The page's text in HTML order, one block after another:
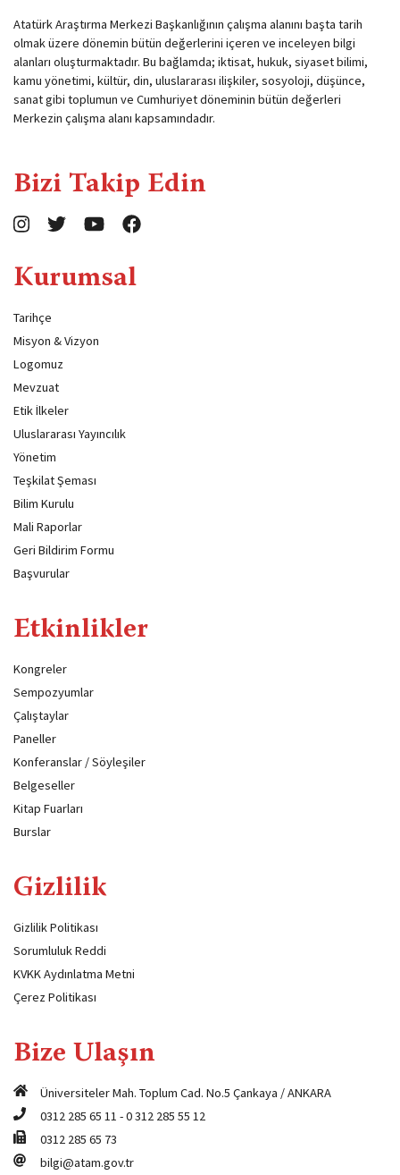
Atatürk Araştırma Merkezi Başkanlığının çalışma alanını başta tarih
olmak üzere dönemin bütün değerlerini içeren ve inceleyen bilgi
alanları oluşturmaktadır. Bu bağlamda; iktisat, hukuk, siyaset bilimi,
kamu yönetimi, kültür, din, uluslararası ilişkiler, sosyoloji, düşünce,
sanat gibi toplumun ve Cumhuriyet döneminin bütün değerleri
Merkezin çalışma alanı kapsamındadır.
Bizi Takip Edin
Kurumsal
Tarihçe
Misyon & Vizyon
Logomuz
Mevzuat
Etik İlkeler
Uluslararası Yayıncılık
Yönetim
Teşkilat Şeması
Bilim Kurulu
Mali Raporlar
Geri Bildirim Formu
Başvurular
Etkinlikler
Kongreler
Sempozyumlar
Çalıştaylar
Paneller
Konferanslar / Söyleşiler
Belgeseller
Kitap Fuarları
Burslar
Gizlilik
Gizlilik Politikası
Sorumluluk Reddi
KVKK Aydınlatma Metni
Çerez Politikası
Bize Ulaşın
Üniversiteler Mah. Toplum Cad. No.5 Çankaya / ANKARA
0312 285 65 11 -0 312 285 55 12
0312 285 65 73
bilgi@atam.gov.tr